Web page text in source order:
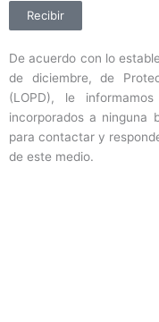
Recibir
De acuerdo con lo
de diciembre, de
(LOPD), le
incorporados a ninguna
para contactar y
de este medio.